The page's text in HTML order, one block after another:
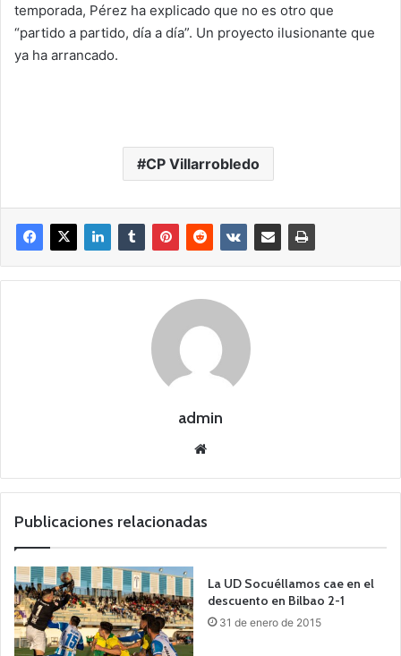
temporada, Pérez ha explicado que no es otro que
“partido a partido, día a día”. Un proyecto ilusionante que
ya ha arrancado.
CP Villarrobledo
admin
we
Publicaciones relacionadas
La UD Socuéllamos cae en el
descuento en Bilbao 2-1
31 de enero de 2015